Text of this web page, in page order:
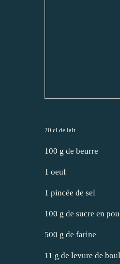
20 cl de lait
100 g de beurre
1 oeuf
1 pincée de sel
100 g de sucre en
500 g de farine
11 g de levure de